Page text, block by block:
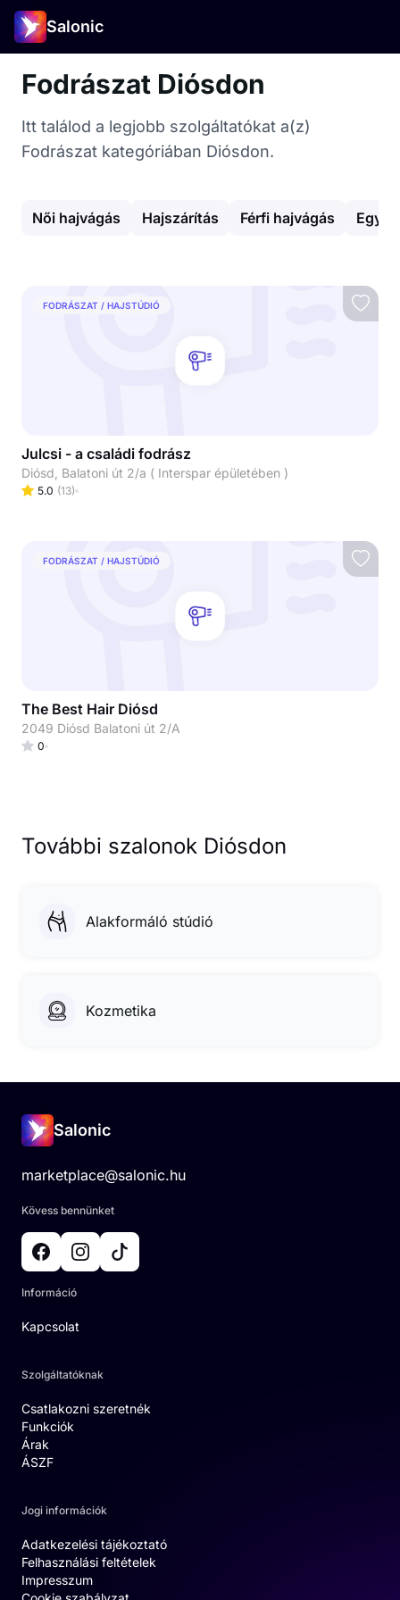
Salonic
Fodrászat Diósdon
Itt találod a legjobb szolgáltatókat a(z)
Fodrászat kategóriában Diósdon.
Női hajvágás Hajszárítás Férfi hajvágás
FODRÁSZAT / HAJSTÚDIÓ
Julcsi - a családi fodrász
Diósd, Balatoni út 2/a ( Interspar épületében )
5.0 (13)
FODRÁSZAT / HAJSTÚDIÓ
The Best Hair Diósd
2049 Diósd Balatoni út 2/A
0
További szalonok Diósdon
Alakformáló stúdió
Kozmetika
Salonic
marketplace@salonic.hu
Kövess bennünket
Információ
Kapcsolat
Szolgáltatóknak
Csatlakozni szeretnék
Funkciók
Árak
ÁSZF
Jogi információk
Adatkezelési tájékoztató
Felhasználási feltételek
Impresszum